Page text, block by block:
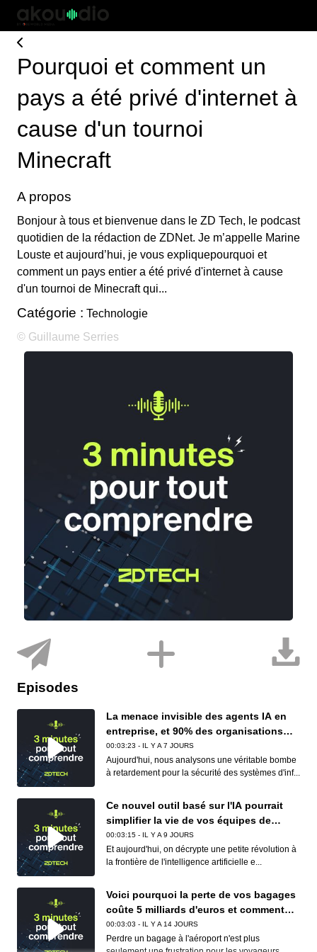
Pourquoi et comment un
pays a été privé d'internet à
cause d'un tournoi
Minecraft
A propos
Bonjour à tous et bienvenue dans le ZD Tech, le podcast
quotidien de la rédaction de ZDNet. Je m’appelle Marine
Louste et aujourd’hui, je vous expliquepourquoi et
comment un pays entier a été privé d'internet à cause
d'un tournoi de Minecraft qui...
Catégorie : Technologie
© Guillaume Serries
Episodes
La menace invisible des agents IA en
entreprise, et 90% des organisations
sont concernées
00:03:23 - IL Y A 7 JOURS
Aujourd'hui, nous analysons une véritable bombe
à retardement pour la sécurité des systèmes d'inf...
Ce nouvel outil basé sur l'IA pourrait
simplifier la vie de vos équipes de
conformité (et de vos développeurs)
00:03:15 - IL Y A 9 JOURS
Et aujourd'hui, on décrypte une petite révolution à
la frontière de l'intelligence artificielle e...
Voici pourquoi la perte de vos bagages
coûte 5 milliards d'euros et comment
Apple et Google réduisent déjà ce
cauchemar logistique
00:03:03 - IL Y A 14 JOURS
Perdre un bagage à l'aéroport n'est plus